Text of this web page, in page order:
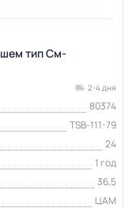
тип См-
2-4 дня
80374
TSB-111-79
24
1 год
36,5
ЦАМ